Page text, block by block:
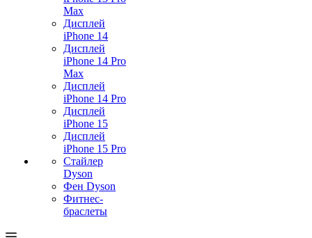
Max
Дисплей
iPhone 14
Дисплей
iPhone 14 Pro
Max
Дисплей
iPhone 14 Pro
Дисплей
iPhone 15
Дисплей
iPhone 15 Pro
Стайлер
Dyson
Фен Dyson
Фитнес-
браслеты